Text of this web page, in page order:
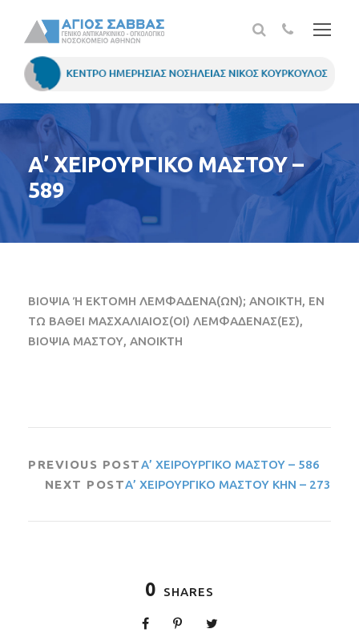
Α’ ΧΕΙΡΟΥΡΓΙΚΟ ΜΑΣΤΟΥ –
589
ΒΙΟΨΙΑ Ή ΕΚΤΟΜΗ ΛΕΜΦΑΔΕΝΑ(ΩΝ); ΑΝΟΙΚΤΗ, ΕΝ
ΤΩ ΒΑΘΕΙ ΜΑΣΧΑΛΙΑΙΟΣ(ΟΙ) ΛΕΜΦΑΔΕΝΑΣ(ΕΣ),
ΒΙΟΨΙΑ ΜΑΣΤΟΥ, ΑΝΟΙΚΤΗ
PREVIOUS POSTΑ’ ΧΕΙΡΟΥΡΓΙΚΟ ΜΑΣΤΟΥ – 586
NEXT POSTΑ’ ΧΕΙΡΟΥΡΓΙΚΟ ΜΑΣΤΟΥ ΚΗΝ – 273
0 SHARES